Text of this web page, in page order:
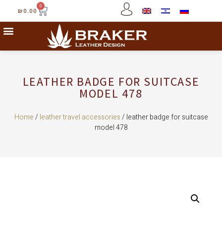
₪ 0.00
0
LEATHER BADGE FOR SUITCASE
MODEL 478
Home/ leather travel accessories/ leather badge for suitcase
model 478